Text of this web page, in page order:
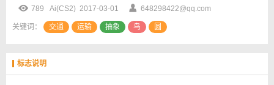
789 Ai(CS2) 2017-03-01 648298422@qq.com
关键词： 交通 运输 抽象 鸟 圆
标志说明